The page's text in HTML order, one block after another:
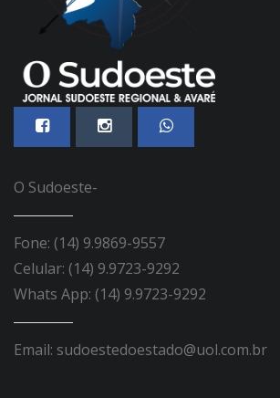
O Sudoeste-
Fone: (14) 9.9869-9557
Celular: (14) 9.9723-9292
Whats App: (14) 9.9723-9292
Email: sudoestedoestado@uol.com.br